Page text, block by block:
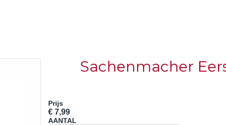
Sachenmacher
Prijs
€ 7,99
AANTAL